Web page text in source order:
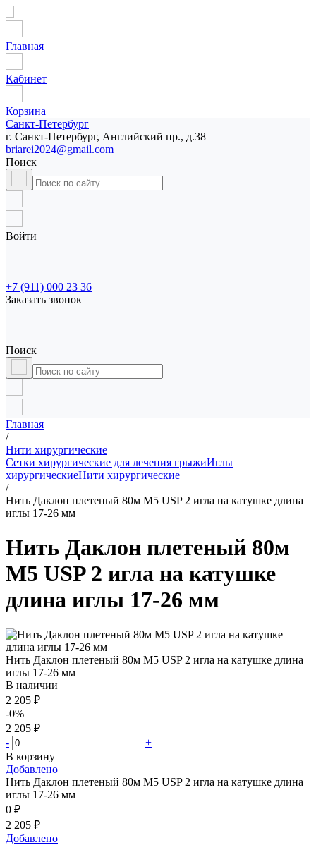
Главная
Кабинет
Корзина
Санкт-Петербург
г. Санкт-Петербург, Английский пр., д.38
briarei2024@gmail.com
Поиск
Войти
+7 (911) 000 23 36
Заказать звонок
Поиск
Главная
/
Нити хирургические
Сетки хирургические для лечения грыжиИглы
хирургическиеНити хирургические
/
Нить Даклон плетеный 80м М5 USP 2 игла на катушке длина
иглы 17-26 мм
Нить Даклон плетеный 80м
М5 USP 2 игла на катушке
длина иглы 17-26 мм
Нить Даклон плетеный 80м М5 USP 2 игла на катушке длина
иглы 17-26 мм
В наличии
2 205 ₽
-0%
2 205 ₽
-
+
В корзину
Добавлено
Нить Даклон плетеный 80м М5 USP 2 игла на катушке длина
иглы 17-26 мм
0 ₽
2 205 ₽
Добавлено